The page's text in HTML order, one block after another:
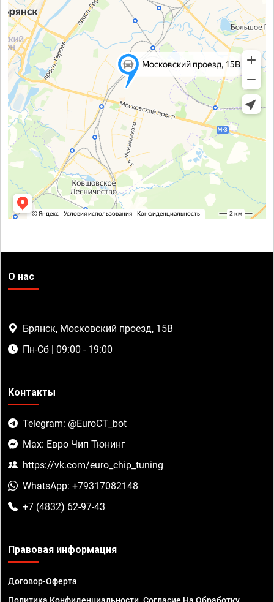
О нас
Брянск, Московский проезд, 15В
Пн-Сб | 09:00 - 19:00
Контакты
Telegram: @EuroCT_bot
Max: Евро Чип Тюнинг
https://vk.com/euro_chip_tuning
WhatsApp: +79317082148
+7 (4832) 62-97-43
Правовая информация
Договор-Оферта